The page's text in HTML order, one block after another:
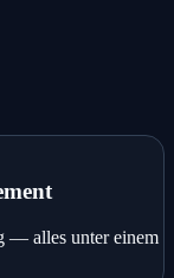
— alles unter einem